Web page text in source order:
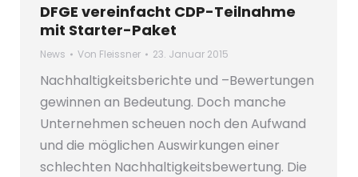
DFGE vereinfacht CDP-Teilnahme
mit Starter-Paket
News Von Fleissner 23. Januar 2015
Nachhaltigkeitsberichte und –Bewertungen
gewinnen an Bedeutung. Doch manche
Unternehmen scheuen noch den Aufwand
und die möglichen Auswirkungen einer
schlechten Nachhaltigkeitsbewertung. Die